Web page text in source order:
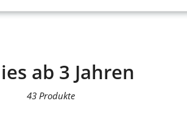
ab 3 Jahren
43 Produkte